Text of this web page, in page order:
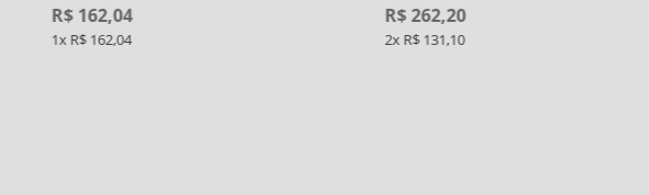
R$ 162,04
1 R$162,04
R$262,20
2 R$131,10